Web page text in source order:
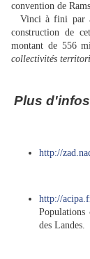
convention de
Vinci à fini par
construction de
montant de 556
collectivités
Plus
http://
http://
des Landes.